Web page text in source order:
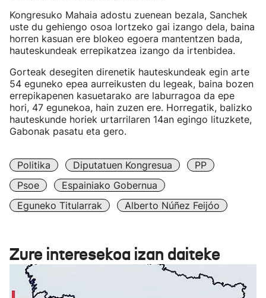
Kongresuko Mahaia adostu zuenean bezala, Sanchek
uste du gehiengo osoa lortzeko gai izango dela, baina
horren kasuan ere blokeo egoera mantentzen bada,
hauteskundeak errepikatzea izango da irtenbidea.
Gorteak desegiten direnetik hauteskundeak egin arte
54 eguneko epea aurreikusten du legeak, baina bozen
errepikapenen kasuetarako are laburragoa da epe
hori, 47 egunekoa, hain zuzen ere. Horregatik, balizko
hauteskunde horiek urtarrilaren 14an egingo lituzkete,
Gabonak pasatu eta gero.
Politika Diputatuen Kongresua
PP
Psoe
Espainiako Gobernua
Eguneko Titularrak
Alberto Núñez Feijóo
Zure interesekoa izan daiteke